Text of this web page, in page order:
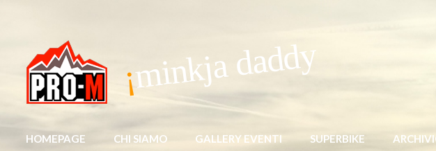
minkja daddy
HOMEPAGE CHI SIAMO GALLERY EVENTI SUPERBIKE